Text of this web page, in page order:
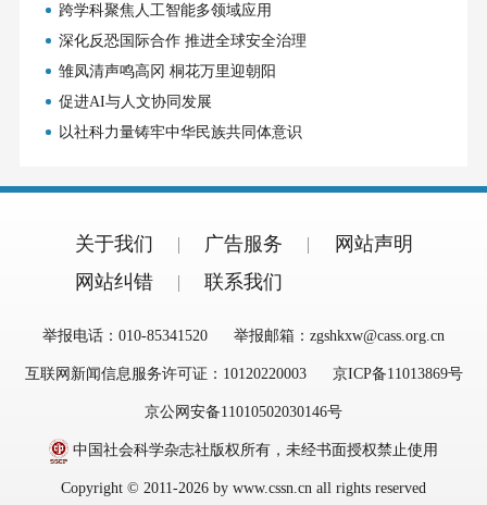
跨学科聚焦人工智能多领域应用
深化反恐国际合作 推进全球安全治理
雏凤清声鸣高冈 桐花万里迎朝阳
促进AI与人文协同发展
以社科力量铸牢中华民族共同体意识
关于我们 广告服务
网站声明
网站纠错
联系我们
举报电话：010-85341520 举报邮箱：zgshkxw@cass.org.cn
互联网新闻信息服务许可证：10120220003 京ICP备11013869号
京公网安备11010502030146号
中国社会科学杂志社版权所有，未经书面授权禁止使用
Copyright © 2011-2026 by www.cssn.cn all rights reserved